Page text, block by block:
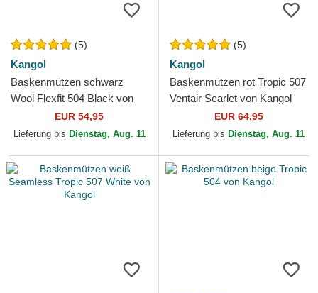
(5)
Kangol
Baskenmützen schwarz
Wool Flexfit 504 Black von
EUR 54,95
Lieferung bis Dienstag, Aug. 11
(5)
Kangol
Baskenmützen rot Tropic 507
Ventair Scarlet von Kangol
EUR 64,95
Lieferung bis Dienstag, Aug. 11